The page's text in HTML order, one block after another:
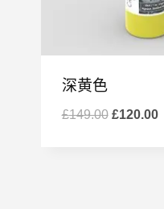
深黄色
£149.00 原
£120.00当